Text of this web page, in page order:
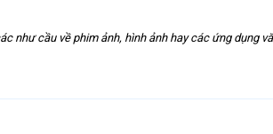
như cầu về phim ảnh, hình ảnh hay các ứng dụng